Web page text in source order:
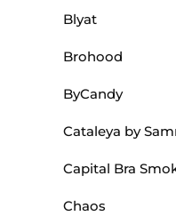
Blyat
Brohood
ByCandy
Cataleya by
Capital Bra
Chaos